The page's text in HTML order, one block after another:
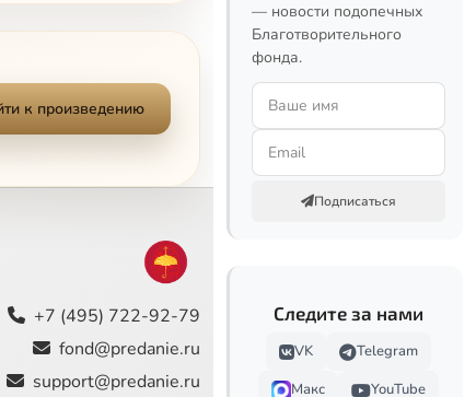
50:04
28:09
44:55
41:16
к произведению
+7 (495) 722-92-79
fond@predanie.ru
support@predanie.ru
— новости подопечных
Благотворительного
фонда.
Подписаться
Следите за нами
VK
Telegram
Макс
YouTube